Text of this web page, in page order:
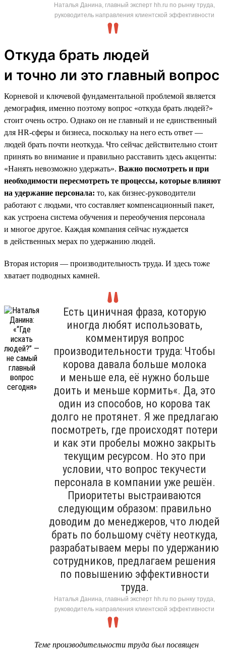
Наталья Данина, главный эксперт hh.ru по рынку труда,
руководитель направления клиентской эффективности
Откуда брать людей
и точно ли это главный вопрос
Корневой и ключевой фундаментальной проблемой является
демография, именно поэтому вопрос «откуда брать людей?»
стоит очень остро. Однако он не главный и не единственный
для HR-сферы и бизнеса, поскольку на него есть ответ —
людей брать почти неоткуда. Что сейчас действительно стоит
принять во внимание и правильно расставить здесь акценты:
«Нанять невозможно удержать». Важно посмотреть и при
необходимости пересмотреть те процессы, которые влияют
на удержание персонала: то, как бизнес-руководители
работают с людьми, что составляет компенсационный пакет,
как устроена система обучения и переобучения персонала
и многое другое. Каждая компания сейчас нуждается
в действенных мерах по удержанию людей.
Вторая история — производительность труда. И здесь тоже
хватает подводных камней.
Есть циничная фраза, которую
иногда любят использовать,
комментируя вопрос
производительности труда: Чтобы
корова давала больше молока
и меньше ела, её нужно больше
доить и меньше кормить«. Да, это
один из способов, но корова так
долго не протянет. Я же предлагаю
посмотреть, где происходят потери
и как эти пробелы можно закрыть
текущим ресурсом. Но это при
условии, что вопрос текучести
персонала в компании уже решён.
Приоритеты выстраиваются
следующим образом: правильно
доводим до менеджеров, что людей
брать по большому счёту неоткуда,
разрабатываем меры по удержанию
сотрудников, предлагаем решения
по повышению эффективности
труда.
Наталья Данина, главный эксперт hh.ru по рынку труда,
руководитель направления клиентской эффективности
Теме производительности труда был посвящен